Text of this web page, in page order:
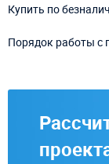
Купить по
Порядок работы с